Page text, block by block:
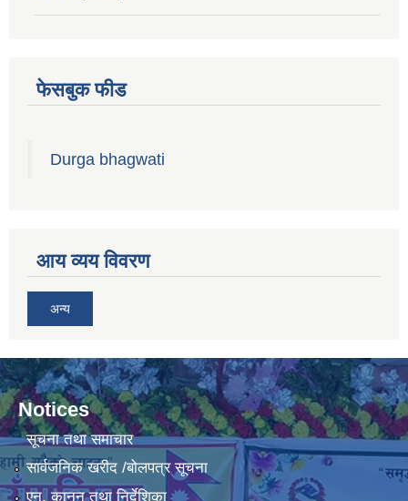
फेसबुक फीड
Durga bhagwati
आय व्यय विवरण
अन्य
Notices
सूचना तथा समाचार
सार्वजनिक खरीद /बोलपत्र सूचना
एन, कानुन तथा निर्देशिका